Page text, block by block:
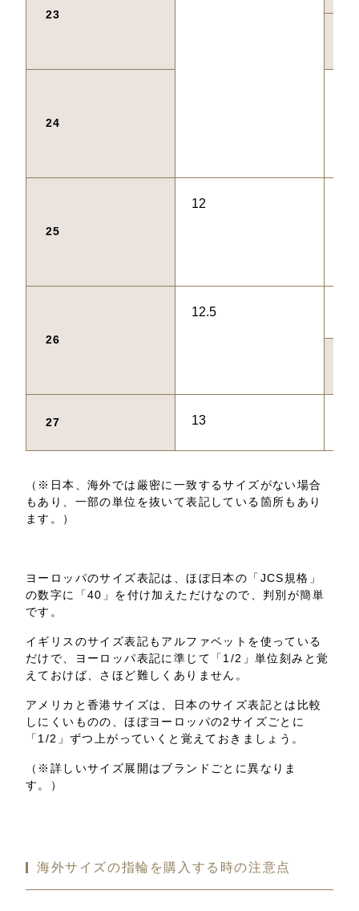
23
24
25
12
26
12.5
27 13
（※日本、海外では厳密に一致するサイズがない場合
もあり、一部の単位を抜いて表記している箇所もあり
ます。）
ヨーロッパのサイズ表記は、ほぼ日本の「JCS規格」
の数字に「40」を付け加えただけなので、判別が簡単
です。
イギリスのサイズ表記もアルファベットを使っている
だけで、ヨーロッパ表記に準じて「1/2」単位刻みと覚
えておけば、さほど難しくありません。
アメリカと香港サイズは、日本のサイズ表記とは比較
しにくいものの、ほぼヨーロッパの2サイズごとに
「1/2」ずつ上がっていくと覚えておきましょう。
（※詳しいサイズ展開はブランドごとに異なりま
す。）
海外サイズの指輪を購入する時の注意点